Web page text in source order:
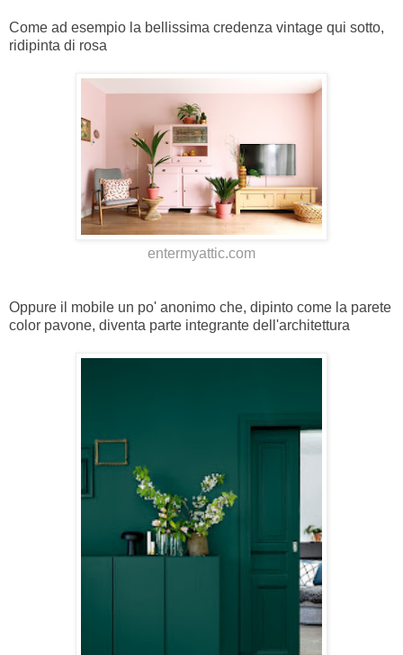
Come ad esempio la bellissima credenza vintage qui sotto,
ridipinta di rosa
entermyattic.com
Oppure il mobile un po' anonimo che, dipinto come la parete
color pavone, diventa parte integrante dell'architettura